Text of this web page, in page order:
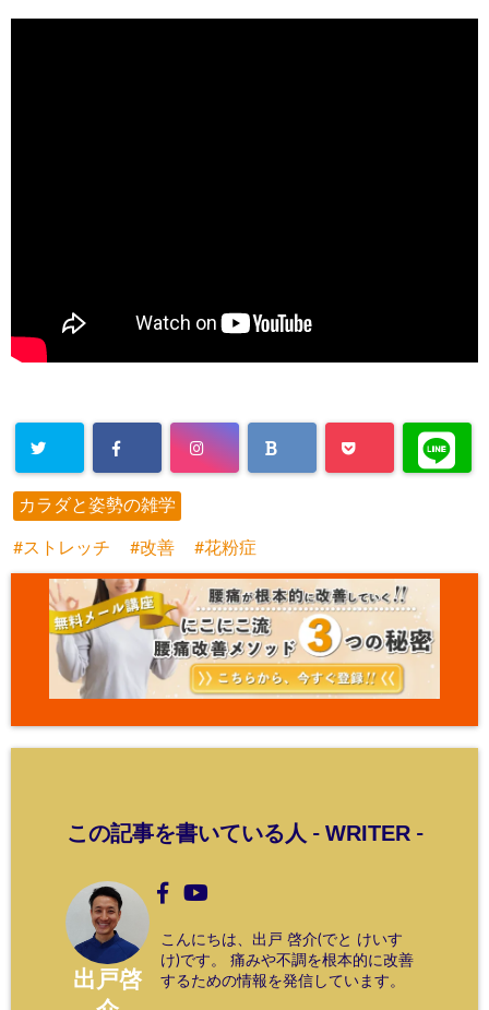
カラダと姿勢の雑学
ストレッチ 改善 花粉症
この記事を書いている人 - WRITER-
出戸啓
こんにちは、出戸 啓介(でと けいす
け)です。 痛みや不調を根本的に改善
するための情報を発信しています。